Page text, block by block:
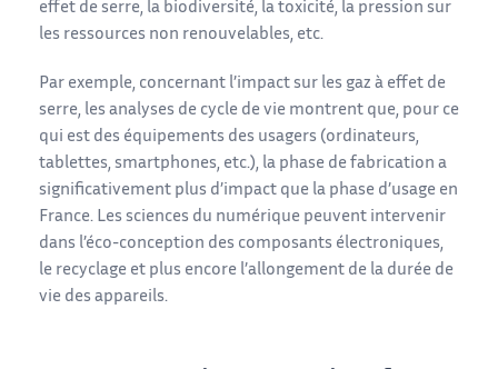
effet de serre, la biodiversité, la toxicité, la pression sur
les ressources non renouvelables, etc.
Par exemple, concernant l’impact sur les gaz à effet de
serre, les analyses de cycle de vie montrent que, pour ce
qui est des équipements des usagers (ordinateurs,
tablettes, smartphones, etc.), la phase de fabrication a
significativement plus d’impact que la phase d’usage en
France. Les sciences du numérique peuvent intervenir
dans l’éco-conception des composants électroniques,
le recyclage et plus encore l’allongement de la durée de
vie des appareils.